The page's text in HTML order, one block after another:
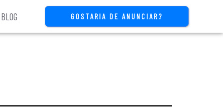
BLOG GOSTARIA DE ANUNCIAR?